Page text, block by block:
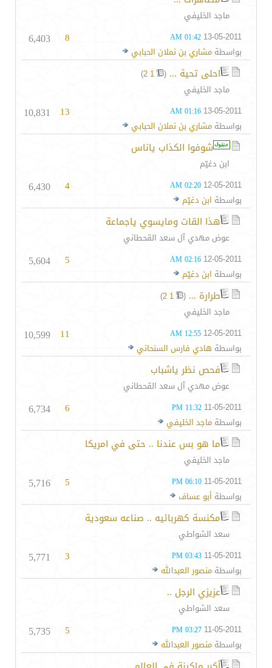
ماجد الخليفي
13-05-2011
01:42 AM
بواسطة مشاري بن نملان الحبابي
8
6,403
احلى تحية ... (
1
2
)
ماجد الخليفي
13-05-2011
01:16 AM
بواسطة مشاري بن نملان الحبابي
13
10,831
شوفوا الكذاب ياناس
ابن دغيّم
12-05-2011
02:20 AM
بواسطة ابن دغيّم
4
6,430
هذا القات ومايسوي ياجماعة
عوض مهدي آل سعد القحطاني
12-05-2011
02:16 AM
بواسطة ابن دغيّم
5
5,604
طرارة ... (
1
2
)
ماجد الخليفي
12-05-2011
12:55 AM
بواسطة هادي فارس السنحاني
11
10,599
فحص نظر ياشباب
عوض مهدي آل سعد القحطاني
11-05-2011
11:32 PM
بواسطة ماجد الخليفي
6
6,734
ما هو بس عندنا .. حتى في امريكا
ماجد الخليفي
11-05-2011
06:10 PM
بواسطة أبو عساف
5
5,716
مكنسة كهربائيه .. صناعه سعودية
سعد الشواطي
11-05-2011
03:43 PM
بواسطة منصور العبدالله
3
5,771
عزيزي الرجل ..
سعد الشواطي
11-05-2011
03:27 PM
بواسطة منصور العبدالله
5
5,735